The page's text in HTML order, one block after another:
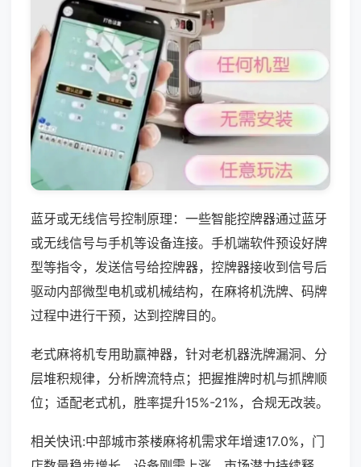
蓝牙或无线信号控制原理：一些智能控牌器通过蓝牙
或无线信号与手机等设备连接。手机端软件预设好牌
型等指令，发送信号给控牌器，控牌器接收到信号后
驱动内部微型电机或机械结构，在麻将机洗牌、码牌
过程中进行干预，达到控牌目的。
老式麻将机专用助赢神器，针对老机器洗牌漏洞、分
层堆积规律，分析牌流特点；把握推牌时机与抓牌顺
位；适配老式机，胜率提升15%-21%，合规无改装。
相关快讯:中部城市茶楼麻将机需求年增速17.0%，门